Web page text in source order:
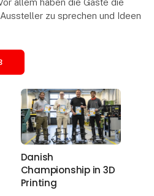
zu sprechen und Ideen
Danish
Championship in 3D
Printing